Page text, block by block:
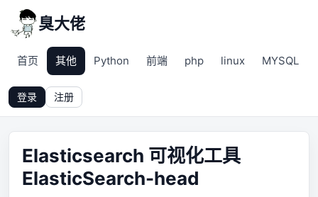
臭大佬
首页 其他 Python 前端 php linux MYSQL
登录 注册
Elasticsearch 可视化工具
ElasticSearch-head